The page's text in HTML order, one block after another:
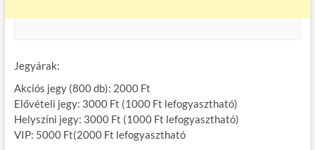
Jegyárak:
Akciós jegy (800 db): 2000 Ft
Elővételi jegy: 3000 Ft (1000 Ft lefogyasztható)
Helyszíni jegy: 3000 Ft (1000 Ft lefogyasztható)
VIP: 5000 Ft(2000 Ft lefogyasztható